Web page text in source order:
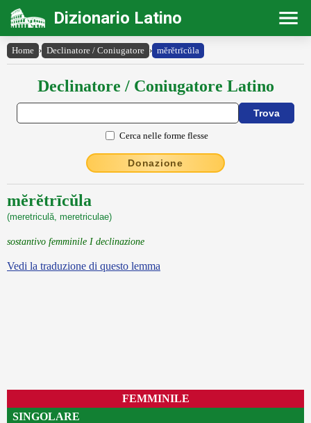
Dizionario Latino
Home › Declinatore / Coniugatore › mĕrĕtrīcŭla
Declinatore / Coniugatore Latino
Cerca nelle forme flesse
Donazione
mĕrĕtrīcŭla
(meretriculă, meretriculae)
sostantivo femminile I declinazione
Vedi la traduzione di questo lemma
FEMMINILE
SINGOLARE